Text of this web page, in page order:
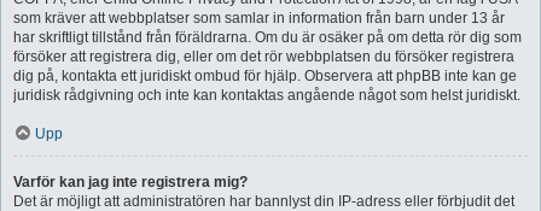
som kräver att webbplatser som samlar in information från barn under 13 år
har skriftligt tillstånd från föräldrarna. Om du är osäker på om detta rör dig som
försöker att registrera dig, eller om det rör webbplatsen du försöker registrera
dig på, kontakta ett juridiskt ombud för hjälp. Observera att phpBB inte kan ge
juridisk rådgivning och inte kan kontaktas angående något som helst juridiskt.
Upp
Varför kan jag inte registrera mig?
Det är möjligt att administratören har bannlyst din IP-adress eller förbjudit det